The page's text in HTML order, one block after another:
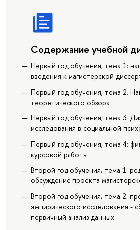
Содержание учебной
Первый год обучения, тема 1:
введения к магистерской
Первый год обучения, тема 2.
теоретического обзора
Первый год обучения, тема 3.
исследования в социальной
Первый год обучения, тема 4:
курсовой работы
Второй год обучения, тема 1:
обсуждение проекта
Второй год обучения, тема 2:
эмпирического исследования -
первичный анализ данных